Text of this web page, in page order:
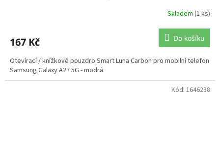
Skladem (1 ks)
167 Kč Do košíku
Otevírací / knížkové pouzdro Smart Luna Carbon pro mobilní telefon
Samsung Galaxy A27 5G - modrá.
Kód: 1646238